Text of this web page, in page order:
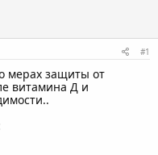
#1
мерах защиты от
витамина Д и